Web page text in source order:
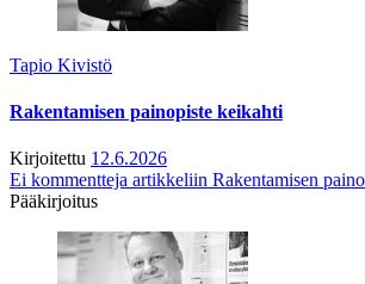
Tapio Kivistö
Rakentamisen painopiste keikahti
Kirjoitettu 12.6.2026
Ei kommentteja artikkeliin Rakentamisen
Pääkirjoitus